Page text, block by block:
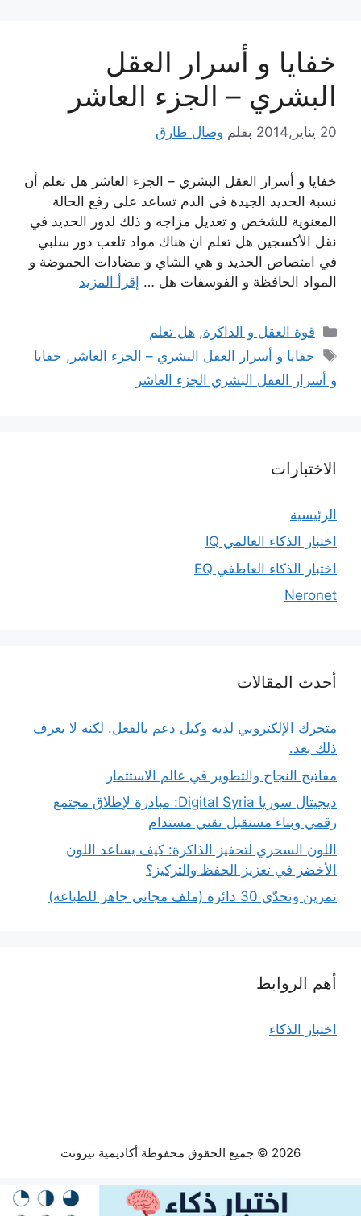
خفايا و أسرار العقل
البشري – الجزء العاشر
20 يناير,2014 بقلم وصال طارق
خفايا و أسرار العقل البشري – الجزء العاشر هل تعلم أن
نسبة الحديد الجيدة في الدم تساعد على رفع الحالة
المعنوية للشخص و تعديل مزاجه و ذلك لدور الحديد في
نقل الأكسجين هل تعلم ان هناك مواد تلعب دور سلبي
في امتصاص الحديد و هي الشاي و مضادات الحموضة و
المواد الحافظة و الفوسفات هل … إقرأ المزيد
التصنيفات
قوة العقل و الذاكرة, هل تعلم
الوسوم
خفايا و أسرار العقل البشري – الجزء العاشر , خفايا
و أسرار العقل البشري الجزء العاشر
الاختبارات
الرئيسية
اختبار الذكاء العالمي IQ
اختبار الذكاء العاطفي EQ
Neronet
أحدث المقالات
متجرك الإلكتروني لديه وكيل دعم بالفعل. لكنه لا يعرف
ذلك بعد.
مفاتيح النجاح والتطوير في عالم الاستثمار
ديجيتال سوريا Digital Syria: مبادرة لإطلاق مجتمع
رقمي وبناء مستقبل تقني مستدام
اللون السحري لتحفيز الذاكرة: كيف يساعد اللون
الأخضر في تعزيز الحفظ والتركيز؟
تمرين وتحدّي 30 دائرة (ملف مجاني جاهز للطباعة)
أهم الروابط
اختبار الذكاء
2026 © جميع الحقوق محفوظة أكاديمية نيرونت